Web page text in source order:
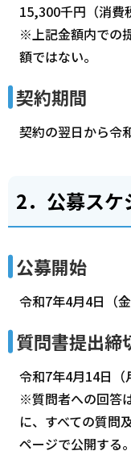
15,300千円（消費
※上記金額内での
額ではない。
契約期間
契約の翌日から令
2．公募スケ
公募開始
令和7年4月4日（金
質問書提出締
令和7年4月14日（
※質問者への回答
に、すべての質問
ページで公開する